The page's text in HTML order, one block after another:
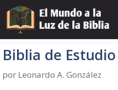
Saltar
contenido
Biblia de
por Leonardo A. González